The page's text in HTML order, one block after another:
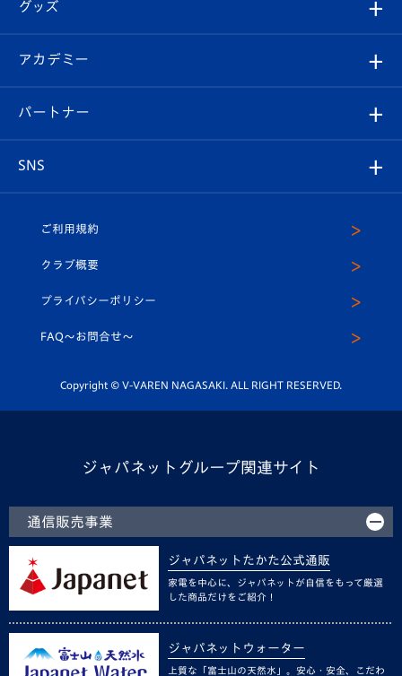
チケット
イベント
メディア
ホームタウン
スタッフプロフィール
マスコット紹介
平和祈念活動
ホームタウン活動
Revive Team
ヴィヴィくんの長崎おもてなしガイド
フォトギャラリー
スタジアムグルメ
V-LOVERS（ファンクラブ）
プレイヤーズスイート
グッズ
オンラインショップ
店舗情報
アカデミー
育成からのお知らせ
U-18
スクール
パートナー
SNS
ヴィヴィくんインスタグラム
公式LINE＠
ご利用規約
クラブ概要
プライバシーポリシー
FAQ〜お問合せ〜
Copyright © V-VAREN NAGASAKI. ALL RIGHT RESERVED.
ジャパネットグループ関連サイト
通信販売事業
ジャパネットたかた公式通販
家電を中心に、ジャパネットが自信をもって厳選
した商品だけをご紹介！
ジャパネットウォーター
上質な「富士山の天然水」。安心・安全、こだわ